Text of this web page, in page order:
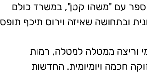
עם "משהו קטן", במשרד כולם
ובתחושה שאיזה וירוס תיכף תופס
וריצה ממטלה למטלה, רמות
חכמה ויומיומית. החדשות